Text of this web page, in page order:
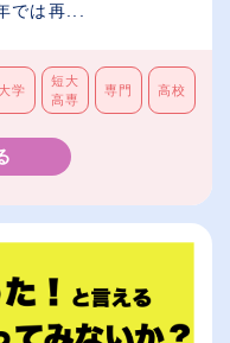
では再...
学
短大
高専
専門 高校